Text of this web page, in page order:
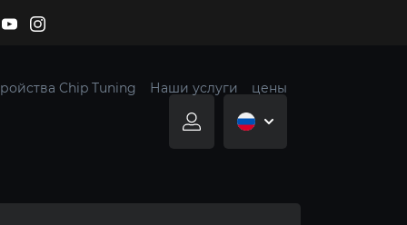
Chip Tuning Наши услуги цены